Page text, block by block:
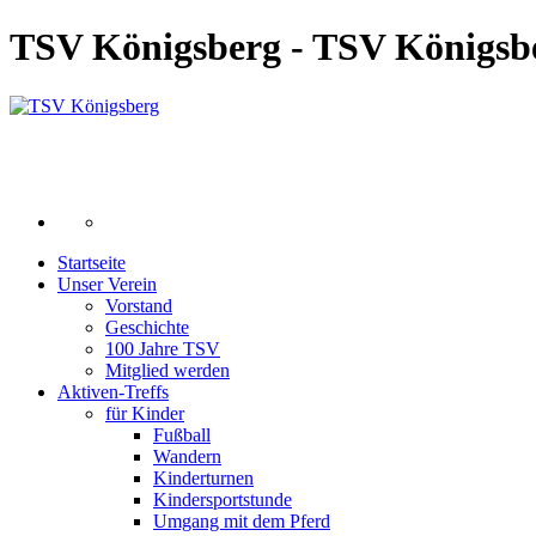
TSV Königsberg - TSV
Startseite
Unser Verein
Vorstand
Geschichte
100 Jahre TSV
Mitglied werden
Aktiven-Treffs
für Kinder
Fußball
Wandern
Kinderturnen
Kindersportstunde
Umgang mit dem Pferd